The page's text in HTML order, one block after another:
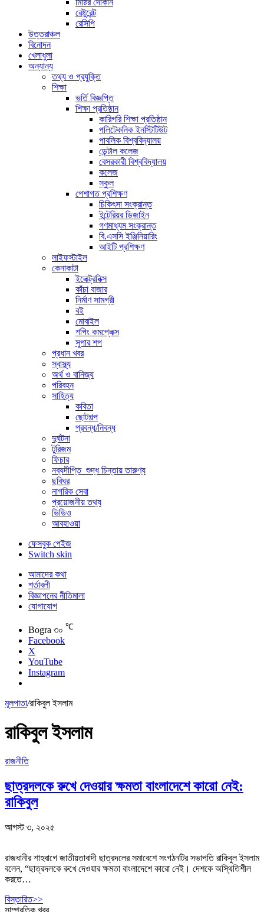
মিষ্টির দোকান
রেষ্টুরেন্ট
রেসিপি
উত্তরাঞ্চল
বিনোদন
খেলাধুলা
অন্যান্য
তথ্য ও প্রযুক্তি
শিক্ষা
ভর্তি বিজ্ঞপ্তি
শিক্ষা প্রতিষ্ঠান
কারিগরি শিক্ষা প্রতিষ্ঠান
পলিটেকনিক ইনস্টিটিউট
পাবলিক বিশ্ববিদ্যালয়
ডেন্টাল কলেজ
বেসরকারী বিশ্ববিদ্যালয়
কলেজ
স্কুল
পেশাগত প্রশিক্ষণ
চিকিৎসা সংক্রান্ত
ইন্টেরিয়র ডিজাইন
গণমাধ্যম সংক্রান্ত
বি.এসসি ইঞ্জিনিয়ারিং
আইটি প্রশিক্ষণ
লাইফস্টাইল
কেনাকাটা
ইলেক্ট্রনিক্স
কাঁচা বাজার
নির্মাণ সামগ্রী
বই
মোবাইল
শপিং কমপ্লেক্স
সুপার শপ
প্রধান খবর
স্বাস্থ্য
অর্থ ও বানিজ্য
পরিবহন
সাহিত্য
কবিতা
ছোটগল্প
প্রবন্ধ/নিবন্ধ
দুর্ঘটনা
টুরিজম
ফিচার
নব্যদীপ্তি_শুদ্ধ চিন্তায় তারুণ্য
ছবিঘর
নাগরিক সেবা
প্রয়োজনীয় তথ্য
ভিডিও
আবহাওয়া
ফেসবুক পেইজ
Switch skin
আমাদের কথা
শর্তাবলী
বিজ্ঞাপনের নীতিমালা
যোগাযোগ
Bogra ৩০ ℃
Facebook
X
YouTube
Instagram
মূলপাতা/রাকিবুল ইসলাম
রাকিবুল ইসলাম
রাজনীতি
ছাত্রদলকে রুখে দেওয়ার ক্ষমতা বাংলাদেশে কারো নেই:
রাকিবুল
আগস্ট ৩, ২০২৫
রাজধানীর শাহবাগে জাতীয়তাবাদী ছাত্রদলের সমাবেশে সংগঠনটির সভাপতি রাকিবুল ইসলাম
বলেন, “ছাত্রদলকে রুখে দেওয়ার ক্ষমতা বাংলাদেশে কারো নেই। দেশকে অস্থিতিশীল
করতে…
বিস্তারিত>>
সাম্প্রতিক খবর